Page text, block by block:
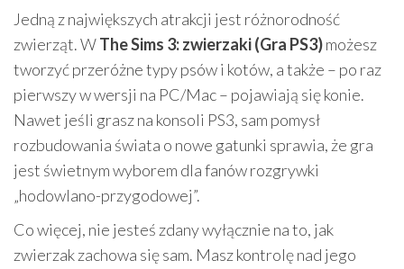
Jedną z największych atrakcji jest różnorodność
zwierząt. WThe Sims 3: zwierzaki (Gra PS3)możesz
tworzyć przeróżne typy psów i kotów, a także – po raz
pierwszy w wersji na PC/Mac – pojawiają się konie.
Nawet jeśli grasz na konsoli PS3, sam pomysł
rozbudowania świata o nowe gatunki sprawia, że gra
jest świetnym wyborem dla fanów rozgrywki
„hodowlano-przygodowej”.
Co więcej, nie jesteś zdany wyłącznie na to, jak
zwierzak zachowa się sam. Masz kontrolę nad jego